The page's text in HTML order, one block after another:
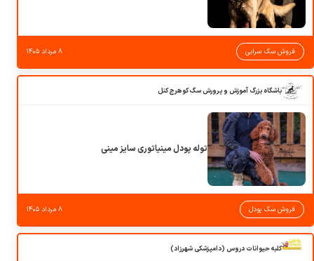
فروش سگ سرابی ۸ مرداد ۱۴۰۵
باشگاه بزرگ آموزش و پرورش سگ کوهرج کنل
توله پودل مینیاتوری سایز مینی
فروش سگ پودل ۸ مرداد ۱۴۰۵
کلبه حیوانات دروس (دامپزشکی شهرزاد)